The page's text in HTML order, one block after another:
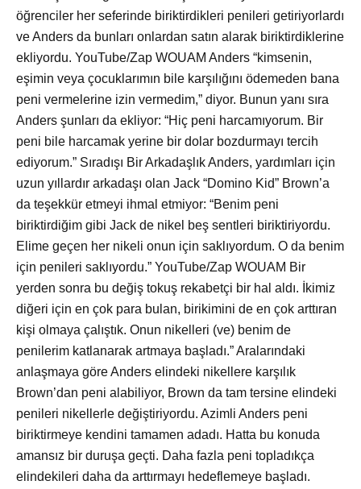
öğrenciler her seferinde biriktirdikleri penileri getiriyorlardı
ve Anders da bunları onlardan satın alarak biriktirdiklerine
ekliyordu. YouTube/Zap WOUAM Anders “kimsenin,
eşimin veya çocuklarımın bile karşılığını ödemeden bana
peni vermelerine izin vermedim,” diyor. Bunun yanı sıra
Anders şunları da ekliyor: “Hiç peni harcamıyorum. Bir
peni bile harcamak yerine bir dolar bozdurmayı tercih
ediyorum.” Sıradışı Bir Arkadaşlık Anders, yardımları için
uzun yıllardır arkadaşı olan Jack “Domino Kid” Brown’a
da teşekkür etmeyi ihmal etmiyor: “Benim peni
biriktirdiğim gibi Jack de nikel beş sentleri biriktiriyordu.
Elime geçen her nikeli onun için saklıyordum. O da benim
için penileri saklıyordu.” YouTube/Zap WOUAM Bir
yerden sonra bu değiş tokuş rekabetçi bir hal aldı. İkimiz
diğeri için en çok para bulan, birikimini de en çok arttıran
kişi olmaya çalıştık. Onun nikelleri (ve) benim de
penilerim katlanarak artmaya başladı.” Aralarındaki
anlaşmaya göre Anders elindeki nikellere karşılık
Brown’dan peni alabiliyor, Brown da tam tersine elindeki
penileri nikellerle değiştiriyordu. Azimli Anders peni
biriktirmeye kendini tamamen adadı. Hatta bu konuda
amansız bir duruşa geçti. Daha fazla peni topladıkça
elindekileri daha da arttırmayı hedeflemeye başladı.